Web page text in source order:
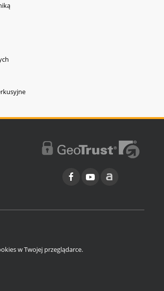
w Twojej przeglądarce.